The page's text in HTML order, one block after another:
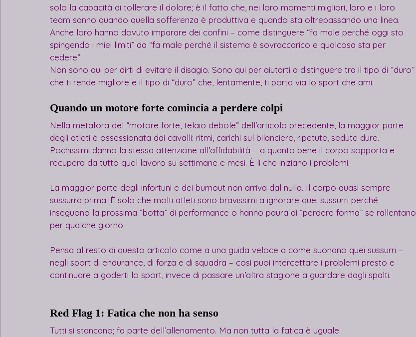
solo la capacità di tollerare il dolore; è il fatto che, nei loro momenti migliori, loro e i loro
team sanno quando quella sofferenza è produttiva e quando sta oltrepassando una linea.
Anche loro hanno dovuto imparare dei confini – come distinguere “fa male perché oggi sto
spingendo i miei limiti” da “fa male perché il sistema è sovraccarico e qualcosa sta per
cedere”.
Non sono qui per dirti di evitare il disagio. Sono qui per aiutarti a distinguere tra il tipo di “duro”
che ti rende migliore e il tipo di “duro” che, lentamente, ti porta via lo sport che ami.
Quando un motore forte comincia a perdere colpi
Nella metafora del “motore forte, telaio debole” dell’articolo precedente, la maggior parte
degli atleti è ossessionata dai cavalli: ritmi, carichi sul bilanciere, ripetute, sedute dure.
Pochissimi danno la stessa attenzione all’affidabilità – a quanto bene il corpo sopporta e
recupera da tutto quel lavoro su settimane e mesi. È lì che iniziano i problemi.
La maggior parte degli infortuni e dei burnout non arriva dal nulla. Il corpo quasi sempre
sussurra prima. È solo che molti atleti sono bravissimi a ignorare quei sussurri perché
inseguono la prossima “botta” di performance o hanno paura di “perdere forma” se rallentano
per qualche giorno.
Pensa al resto di questo articolo come a una guida veloce a come suonano quei sussurri –
negli sport di endurance, di forza e di squadra – così puoi intercettare i problemi presto e
continuare a goderti lo sport, invece di passare un’altra stagione a guardare dagli spalti.
Red Flag 1: Fatica che non ha senso
Tutti si stancano; fa parte dell’allenamento. Ma non tutta la fatica è uguale.